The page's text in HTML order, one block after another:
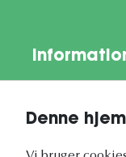
Denne